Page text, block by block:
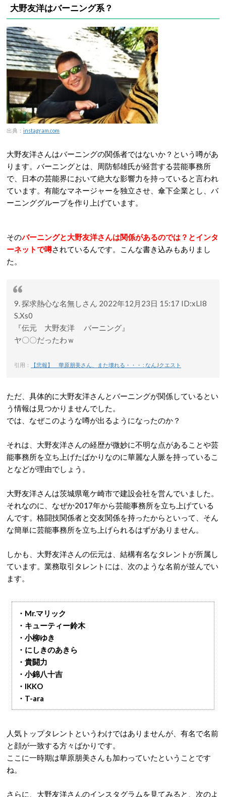
大野友洋はバーニング系？
出典： instagram.com
大野友洋さんはバーニングの関係者ではないか？という噂があ
ります。バーニングとは、周防郁雄氏が経営する芸能事務所
で、日本の芸能界において絶大な影響力を持っていると言われ
ています。有能なマネージャーを独立させ、傘下企業とし、バ
ーニンググループを作り上げています。
そのバーニングと大野友洋さんは関係があるのでは？とインタ
ーネットで噂されているんです。こんな書き込みもありまし
た。
9. 探求熱心な名無しさん 2022年12月23日 15:17 ID:xLI8
S.Xs0
『伝元 大野友洋 バーニング』
ヤ〇〇だったわｗ
引用： 【悲報】 華原朋美さん、また壊れる・・・ : なんJクエスト
ただ、具体的に大野友洋さんとバーニングが関係しているとい
う情報は見つかりませんでした。
では、なぜこのような噂が出るようになったのか？
それは、大野友洋さんの経歴が微妙に不明な点があることや芸
能事務所を立ち上げたばかりなのに華麗な人脈を持っているこ
となどが理由でしょう。
大野友洋さんは茨城県竜ケ崎市で建設会社を営んでいました。
それなのに、なぜか2017年から芸能事務所を立ち上げている
んです。格闘技関係者と交友関係を持ったからといって、そん
な簡単に芸能事務所を立ち上げられるはずがありません。
しかも、大野友洋さんの伝元は、結構有名なタレントが所属し
ています。業務取引タレントには、次のような名前が並んでい
ます。
・Mr.マリック
・キューティー鈴木
・小柳ゆき
・にしきのあきら
・貴闘力
・小錦八十吉
・IKKO
・T-ara
人気トップタレントというわけではありませんが、有名で名前
と顔が一致する方々ばかりです。
ここに一時期は華原朋美さんも加わっていたということです
ね。
さらに、大野友洋さんのインスタグラムを見てみると、次のよ